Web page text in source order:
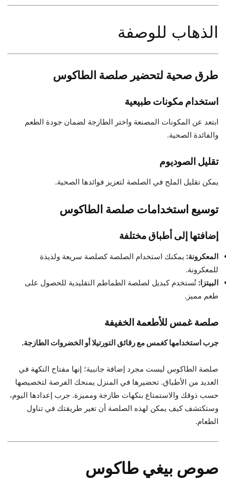
الذهاب للوصفة
طرق صحية لتحضير صلصة الطاكوس
استخدام مكونات طبيعية
ابتعد عن المكونات المصنعة واختر الطازجة لضمان جودة الطعم
والفائدة الصحية.
تقليل الصوديوم
يمكن تقليل الملح في الصلصة لتعزيز فوائدها الصحية.
توسيع استخدامات صلصة الطاكوس
إضافتها إلى أطباق مختلفة
المعكرونة: يمكنك استخدام الصلصة كصلصة سريعة ولذيذة
للمعكرونة.
البيتزا: تُستخدم كبديل لصلصة الطماطم التقليدية للحصول على
طعم مميز.
صلصة غمس للأطعمة الخفيفة
جرب استخدامها كغمس مع رقائق التورتيلا أو الخضروات الطازجة.
صلصة الطاكوس ليست مجرد إضافة جانبية؛ إنها مفتاح النكهة في
العديد من الأطباق. تحضيرها في المنزل يمنحك الفرصة لتخصيصها
حسب ذوقك والاستمتاع بنكهات طازجة ومميزة. جرب إعدادها اليوم،
وستكتشف كيف يمكن لهذه الصلصة أن تغير طريقتك في تناول
الطعام.
صوص بيغي طاكوس